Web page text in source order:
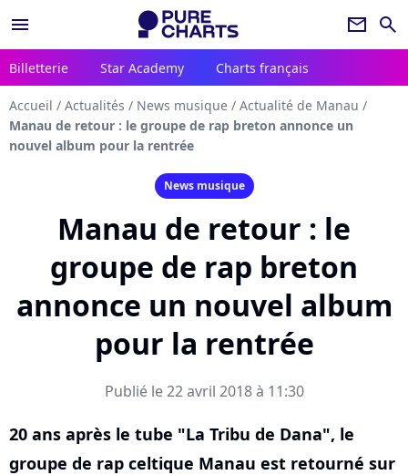
menu newsletter search
Billetterie Star Academy Charts français
Accueil / Actualités / News musique / Actualité de Manau /
Manau de retour : le groupe de rap breton annonce un
nouvel album pour la rentrée
News musique
Manau de retour : le
groupe de rap breton
annonce un nouvel album
pour la rentrée
Publié le 22 avril 2018 à 11:30
20 ans après le tube "La Tribu de Dana", le
groupe de rap celtique Manau est retourné sur